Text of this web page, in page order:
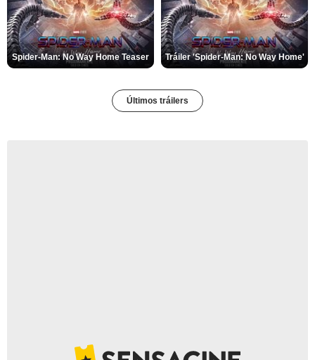
Spider-Man: No Way Home Teaser Tráiler 'Spider-Man: No Way Home'
Últimos tráilers